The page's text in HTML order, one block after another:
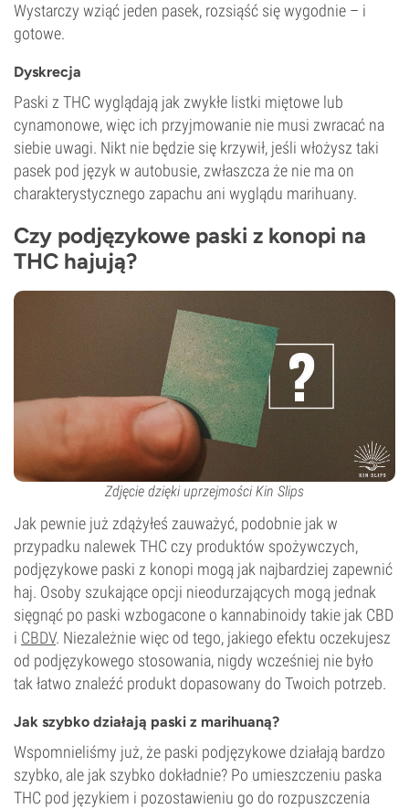
Wystarczy wziąć jeden pasek, rozsiąść się wygodnie – i
gotowe.
Dyskrecja
Paski z THC wyglądają jak zwykłe listki miętowe lub
cynamonowe, więc ich przyjmowanie nie musi zwracać na
siebie uwagi. Nikt nie będzie się krzywił, jeśli włożysz taki
pasek pod język w autobusie, zwłaszcza że nie ma on
charakterystycznego zapachu ani wyglądu marihuany.
Czy podjęzykowe paski z konopi na
THC hajują?
Zdjęcie dzięki uprzejmości Kin Slips
Jak pewnie już zdążyłeś zauważyć, podobnie jak w
przypadku nalewek THC czy produktów spożywczych,
podjęzykowe paski z konopi mogą jak najbardziej zapewnić
haj. Osoby szukające opcji nieodurzających mogą jednak
sięgnąć po paski wzbogacone o kannabinoidy takie jak CBD
i CBDV. Niezależnie więc od tego, jakiego efektu oczekujesz
od podjęzykowego stosowania, nigdy wcześniej nie było
tak łatwo znaleźć produkt dopasowany do Twoich potrzeb.
Jak szybko działają paski z marihuaną?
Wspomnieliśmy już, że paski podjęzykowe działają bardzo
szybko, ale jak szybko dokładnie? Po umieszczeniu paska
THC pod językiem i pozostawieniu go do rozpuszczenia